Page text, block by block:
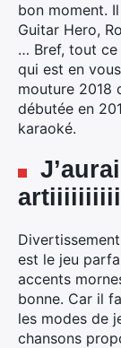
bon moment.
Guitar Hero,
… Bref, tout
qui est en
mouture 2018
débutée en
karaoké.
est le jeu
accents
bonne. Car il
les modes de
chansons